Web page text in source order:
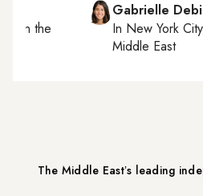
Gabrielle
In New York City
Middle East
on the
The Middle Eastʼs leading